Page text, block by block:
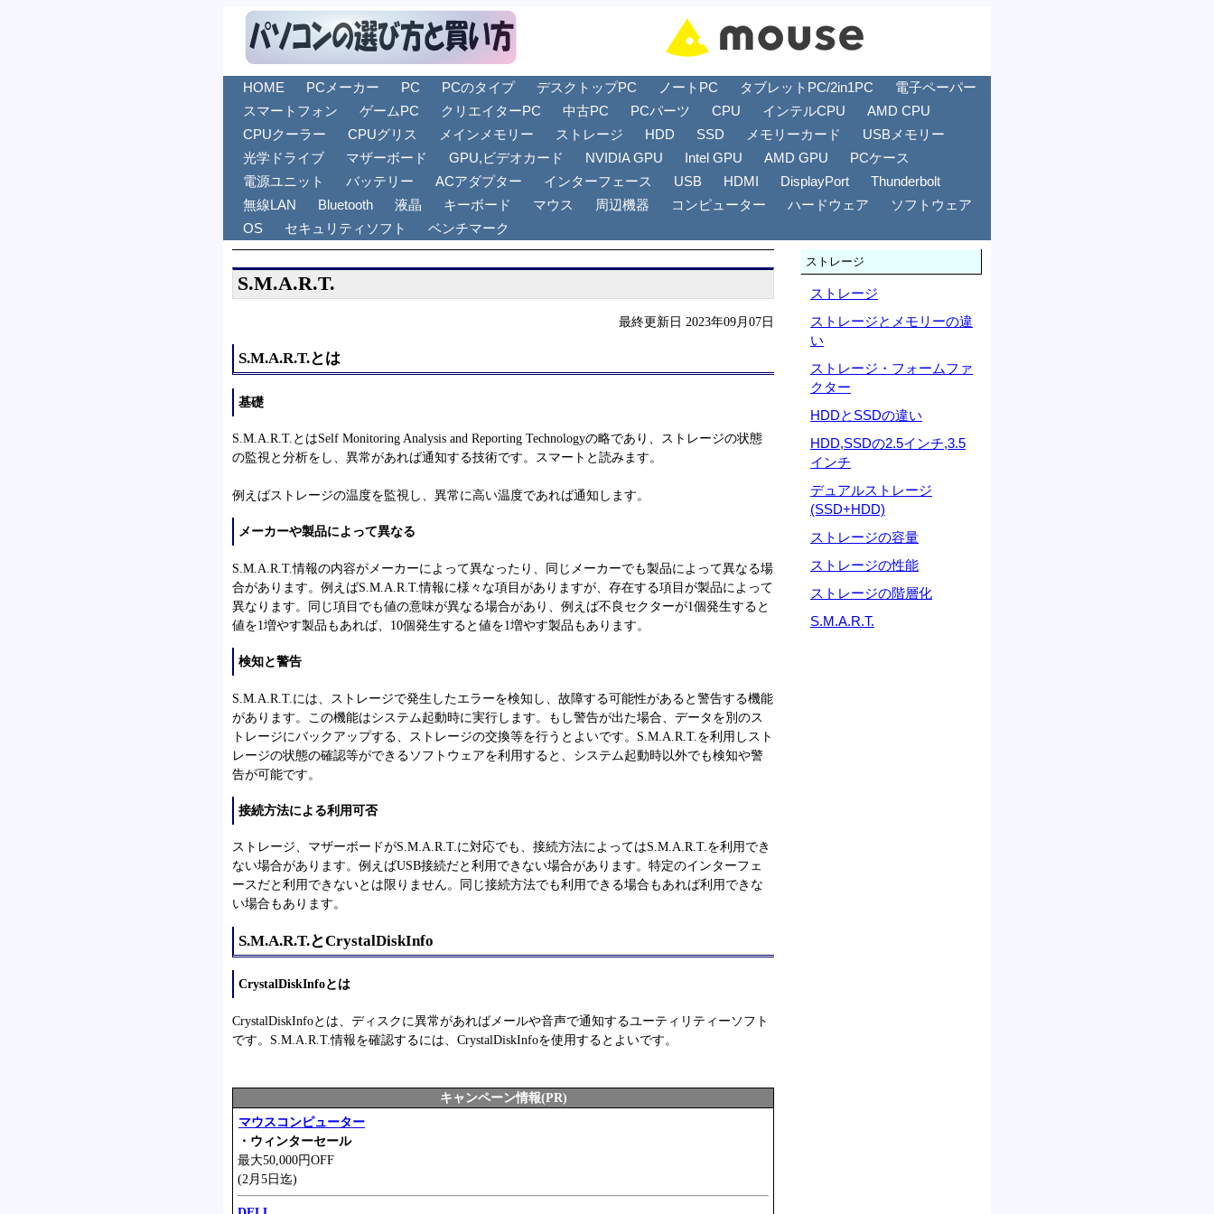
HOME PCメーカー PC PCのタイプ デスクトップPC ノートPC タブレットPC/2in1PC
電子ペーパー
スマートフォン
ゲームPC クリエイターPC 中古PC PCパーツ CPU インテルCPU
AMD CPU
CPUクーラー
CPUグリス メインメモリー ストレージ HDD SSD メモリーカード
USBメモリー
光学ドライブ
マザーボード GPU,ビデオカード NVIDIA GPU Intel GPU AMD GPU
PCケース
電源ユニット
バッテリー ACアダプター インターフェース USB HDMI DisplayPort
Thunderbolt
無線LAN
Bluetooth 液晶 キーボード マウス 周辺機器 コンピューター ハードウェア
ソフトウェア
OS
セキュリティソフト ベンチマーク
S.M.A.R.T.
最終更新日 2023年09月07日
S.M.A.R.T.とは
基礎
S.M.A.R.T.とはSelf Monitoring Analysis and Reporting Technologyの略であり、ストレージの状態
の監視と分析をし、異常があれば通知する技術です。スマートと読みます。
例えばストレージの温度を監視し、異常に高い温度であれば通知します。
メーカーや製品によって異なる
S.M.A.R.T.情報の内容がメーカーによって異なったり、同じメーカーでも製品によって異なる場
合があります。例えばS.M.A.R.T.情報に様々な項目がありますが、存在する項目が製品によって
異なります。同じ項目でも値の意味が異なる場合があり、例えば不良セクターが1個発生すると
値を1増やす製品もあれば、10個発生すると値を1増やす製品もあります。
検知と警告
S.M.A.R.T.には、ストレージで発生したエラーを検知し、故障する可能性があると警告する機能
があります。この機能はシステム起動時に実行します。もし警告が出た場合、データを別のス
トレージにバックアップする、ストレージの交換等を行うとよいです。S.M.A.R.T.を利用しスト
レージの状態の確認等ができるソフトウェアを利用すると、システム起動時以外でも検知や警
告が可能です。
接続方法による利用可否
ストレージ、マザーボードがS.M.A.R.T.に対応でも、接続方法によってはS.M.A.R.T.を利用でき
ない場合があります。例えばUSB接続だと利用できない場合があります。特定のインターフェ
ースだと利用できないとは限りません。同じ接続方法でも利用できる場合もあれば利用できな
い場合もあります。
S.M.A.R.T.とCrystalDiskInfo
CrystalDiskInfoとは
CrystalDiskInfoとは、ディスクに異常があればメールや音声で通知するユーティリティーソフト
です。S.M.A.R.T.情報を確認するには、CrystalDiskInfoを使用するとよいです。
キャンペーン情報(PR)
マウスコンピューター
・ウィンターセール
最大50,000円OFF
(2月5日迄)
ストレージ
ストレージ
ストレージとメモリーの違
い
ストレージ・フォームファ
クター
HDDとSSDの違い
HDD,SSDの2.5インチ,3.5
インチ
デュアルストレージ
(SSD+HDD)
ストレージの容量
ストレージの性能
ストレージの階層化
S.M.A.R.T.